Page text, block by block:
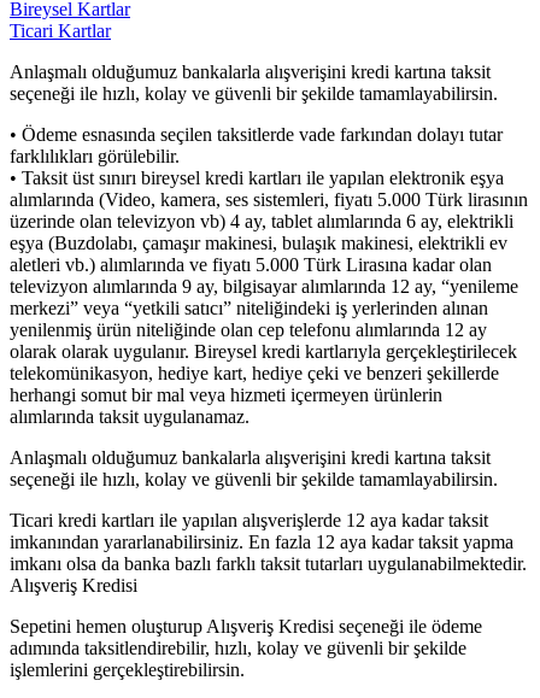
Bireysel Kartlar
Ticari Kartlar
Anlaşmalı olduğumuz bankalarla alışverişini kredi kartına taksit
seçeneği ile hızlı, kolay ve güvenli bir şekilde tamamlayabilirsin.
• Ödeme esnasında seçilen taksitlerde vade farkından dolayı tutar
farklılıkları görülebilir.
• Taksit üst sınırı bireysel kredi kartları ile yapılan elektronik eşya
alımlarında (Video, kamera, ses sistemleri, fiyatı 5.000 Türk lirasının
üzerinde olan televizyon vb) 4 ay, tablet alımlarında 6 ay, elektrikli
eşya (Buzdolabı, çamaşır makinesi, bulaşık makinesi, elektrikli ev
aletleri vb.) alımlarında ve fiyatı 5.000 Türk Lirasına kadar olan
televizyon alımlarında 9 ay, bilgisayar alımlarında 12 ay, “yenileme
merkezi” veya “yetkili satıcı” niteliğindeki iş yerlerinden alınan
yenilenmiş ürün niteliğinde olan cep telefonu alımlarında 12 ay
olarak olarak uygulanır. Bireysel kredi kartlarıyla gerçekleştirilecek
telekomünikasyon, hediye kart, hediye çeki ve benzeri şekillerde
herhangi somut bir mal veya hizmeti içermeyen ürünlerin
alımlarında taksit uygulanamaz.
Anlaşmalı olduğumuz bankalarla alışverişini kredi kartına taksit
seçeneği ile hızlı, kolay ve güvenli bir şekilde tamamlayabilirsin.
Ticari kredi kartları ile yapılan alışverişlerde 12 aya kadar taksit
imkanından yararlanabilirsiniz. En fazla 12 aya kadar taksit yapma
imkanı olsa da banka bazlı farklı taksit tutarları uygulanabilmektedir.
Alışveriş Kredisi
Sepetini hemen oluşturup Alışveriş Kredisi seçeneği ile ödeme
adımında taksitlendirebilir, hızlı, kolay ve güvenli bir şekilde
işlemlerini gerçekleştirebilirsin.